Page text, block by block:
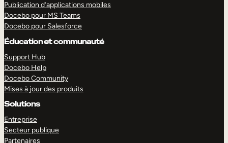
Publication d’applications mobiles
Docebo pour MS Teams
Docebo pour Salesforce
Éducation et communauté
Support Hub
Docebo Help
Docebo Community
Mises à jour des produits
Solutions
Entreprise
Secteur publique
Partenaires